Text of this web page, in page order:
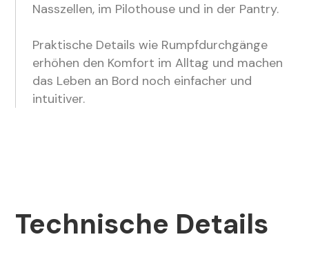
Nasszellen, im Pilothouse und in der Pantry.
Praktische Details wie Rumpfdurchgänge
erhöhen den Komfort im Alltag und machen
das Leben an Bord noch einfacher und
intuitiver.
Technische Details